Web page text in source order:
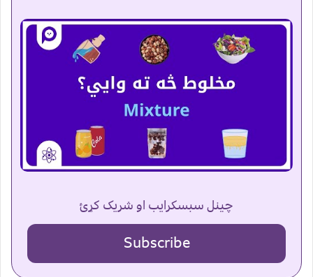
چینل سبسکرایب او شریک کړئ
Subscribe